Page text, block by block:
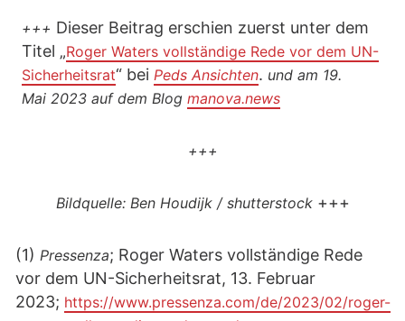
+++ Dieser Beitrag erschien zuerst unter dem
Titel „Roger Waters vollständige Rede vor dem UN-
Sicherheitsrat“ bei Peds Ansichten. und am 19.
Mai 2023 auf dem Blog manova.news
+++
Bildquelle: Ben Houdijk / shutterstock+++
(1) Pressenza; Roger Waters vollständige Rede
vor dem UN-Sicherheitsrat, 13. Februar
2023; https://www.pressenza.com/de/2023/02/roger-